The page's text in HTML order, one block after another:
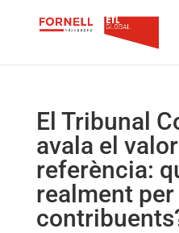
El Tribunal
avala el
referència:
realment